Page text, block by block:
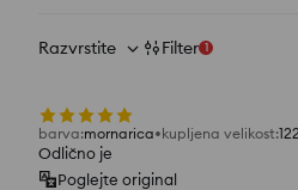
Razvrstite Filter 1
barva:mornarica kupljena velikost:122
Odlično je
Poglejte original